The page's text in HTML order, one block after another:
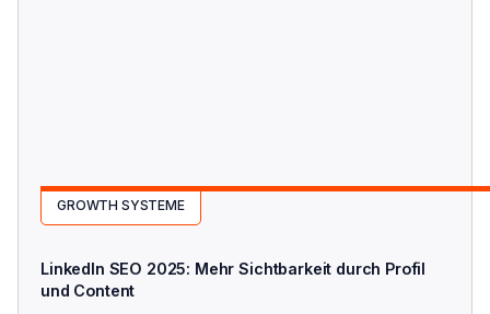
GROWTH SYSTEME
LinkedIn SEO 2025: Mehr Sichtbarkeit durch Profil
und Content